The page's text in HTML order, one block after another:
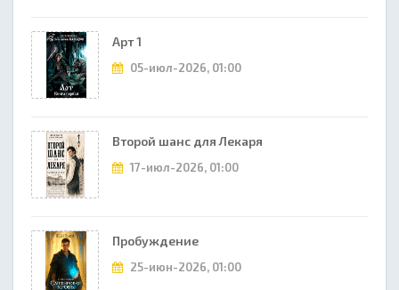
Арт 1
05-июл-2026, 01:00
Второй шанс для Лекаря
17-июл-2026, 01:00
Пробуждение
25-июн-2026, 01:00